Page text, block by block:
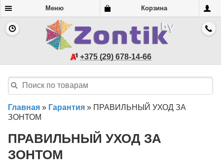
Меню Корзина
+375 (29) 678-14-66
Главная » Гарантия » ПРАВИЛЬНЫЙ УХОД ЗА
ЗОНТОМ
ПРАВИЛЬНЫЙ УХОД ЗА
ЗОНТОМ